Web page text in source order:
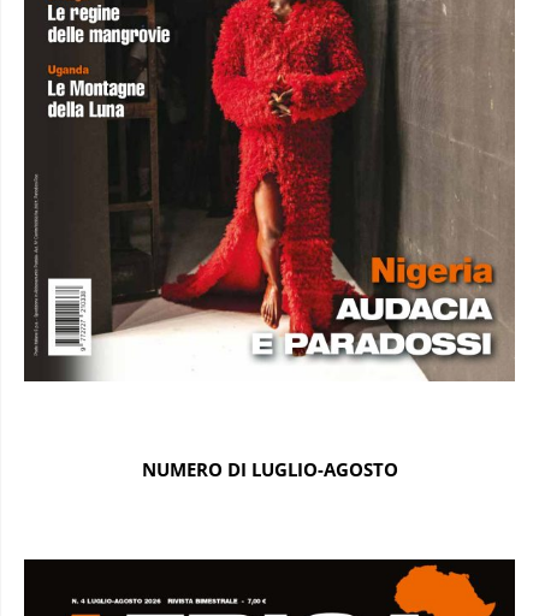
NUMERO DI LUGLIO-AGOSTO